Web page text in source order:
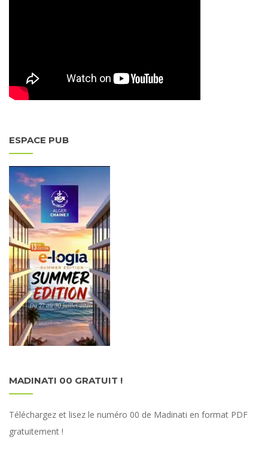
ESPACE PUB
MADINATI 00 GRATUIT !
Téléchargez et lisez le numéro 00 de Madinati en format PDF
gratuitement !